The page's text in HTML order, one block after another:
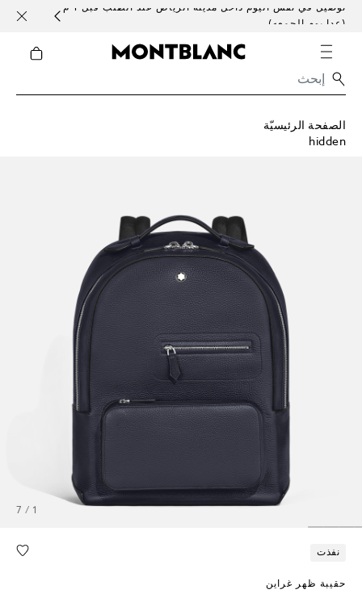
توصيل في نفس اليوم داخل مدينة الرياض عند الطلب قبل 1 م
(عدا يوم الجمعه)
الصفحة الرئيسيّة
hidden
1 / 7
نفذت
حقيبة ظهر غراين